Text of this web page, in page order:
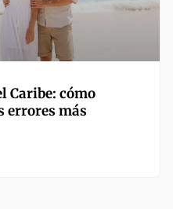
Caribe: cómo
errores más